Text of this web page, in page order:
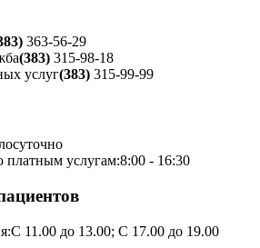
363-56-29
(383) 315-98-18
услуг(383) 315-99-99
платным услугам:8:00 - 16:30
С 11.00 до 13.00; С 17.00 до 19.00